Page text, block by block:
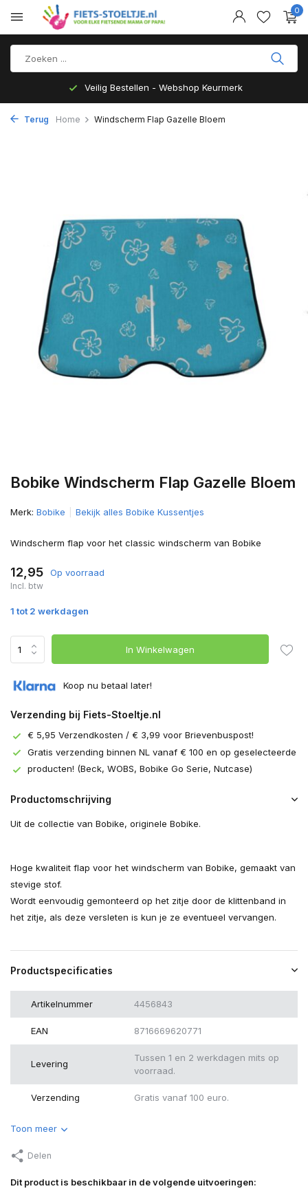
0
Veilig Bestellen - Webshop Keurmerk
Terug Home Windscherm Flap Gazelle Bloem
Bobike Windscherm Flap Gazelle Bloem
Merk: Bobike Bekijk alles Bobike Kussentjes
Windscherm flap voor het classic windscherm van Bobike
12,95 Op voorraad
Incl. btw
1 tot 2 werkdagen
In Winkelwagen
Koop nu betaal later!
Verzending bij Fiets-Stoeltje.nl
€ 5,95 Verzendkosten / € 3,99 voor Brievenbuspost!
Gratis verzending binnen NL vanaf € 100 en op geselecteerde
producten! (Beck, WOBS, Bobike Go Serie, Nutcase)
Productomschrijving
Uit de collectie van Bobike, originele Bobike.
Hoge kwaliteit flap voor het windscherm van Bobike, gemaakt van
stevige stof.
Wordt eenvoudig gemonteerd op het zitje door de klittenband in
het zitje, als deze versleten is kun je ze eventueel vervangen.
Productspecificaties
Artikelnummer 4456843
EAN 8716669620771
Levering
Tussen 1 en 2 werkdagen mits op
voorraad.
Verzending Gratis vanaf 100 euro.
Toon meer
Delen
Dit product is beschikbaar in de volgende uitvoeringen: